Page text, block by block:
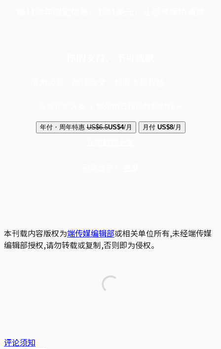
年付・周年特惠 US$6.5US$4/月 月付 US$8/月
本刊载内容版权为端传媒编辑部或相关单位所有,未经端传媒
编辑部授权,请勿转载或复制,否则即为侵权。
评论须知